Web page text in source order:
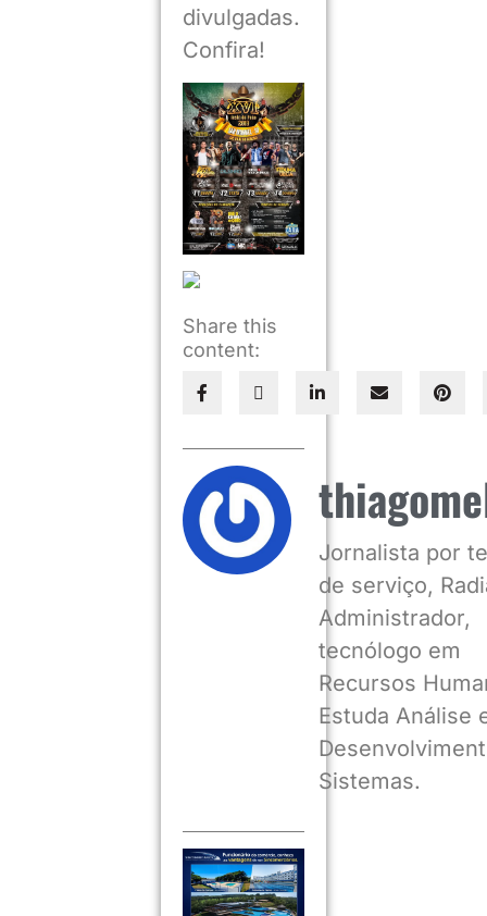
divulgadas.
Confira!
Share this
content:
Jornalista por
de serviço,
Administrador,
tecnólogo em
Recursos
Estuda Análise
Sistemas.